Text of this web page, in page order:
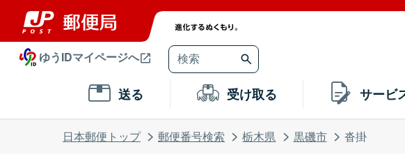
ゆうIDマイページへ
送る 受け取る サービ
日本郵便トップ 郵便番号検索 栃木県 黒磯市 沓掛